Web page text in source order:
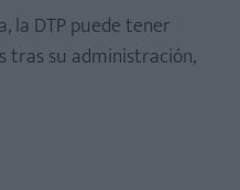
la DTP puede tener
tras su administración,